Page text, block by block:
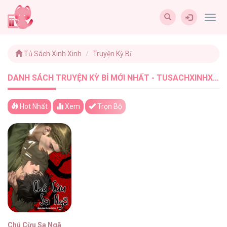
Tủ Sách Xinh Xinh Truyện Kỳ Bí
DANH SÁCH TRUYỆN KỲ BÍ MỚI NHẤT - TUSACHXINHXINH (1)
Hot Nhất Xem Trọn Bộ
Chú Cừu Sa Ngã